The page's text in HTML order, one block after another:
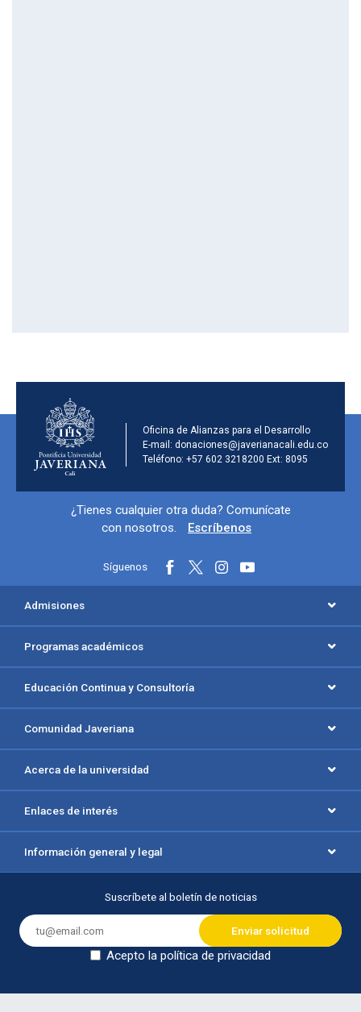
Información de la
Oficina de Alianzas para el Desarrollo
E-mail: donaciones@javerianacali.edu.co
Teléfono: +57 602 3218200 Ext: 8095
Información y redes sociales
¿Tienes cualquier otra duda? Comunícate
con nosotros.
Escríbenos
Síguenos
Menú principal del footer
Admisiones
Programas académicos
Educación Continua y Consultoría
Comunidad Javeriana
Acerca de la universidad
Enlaces de interés
Información general y legal
Suscríbete al boletín de noticias
Acepto la política de privacidad